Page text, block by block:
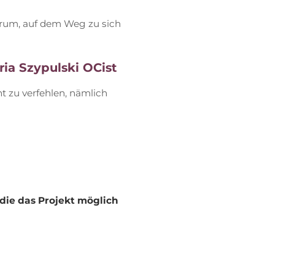
auf dem Weg zu sich
Szy­pul­ski OCist
zu ver­feh­len, näm­lich
das Pro­jekt mög­lich